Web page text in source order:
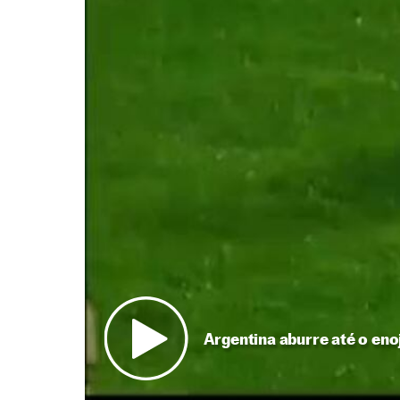
Argentina aburre até o